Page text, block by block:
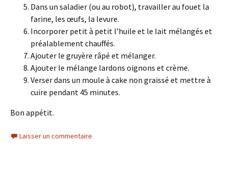
Dans un saladier (ou au robot), travailler au fouet la
farine, les œufs, la levure.
Incorporer petit à petit l’huile et le lait mélangés et
préalablement chauffés.
Ajouter le gruyère râpé et mélanger.
Ajouter le mélange lardons oignons et crème.
Verser dans un moule à cake non graissé et mettre à
cuire pendant 45 minutes.
Bon appétit.
Laisser un commentaire